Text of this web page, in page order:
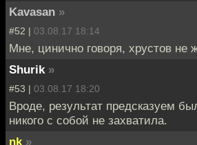
Kavasan »
#52 | 03.08.17 18:14
Мне, цинично говоря, хрустов не
Shurik »
#53 | 03.08.17 18:20
Вроде, результат предсказуем
никого с собой не захватила.
nk »